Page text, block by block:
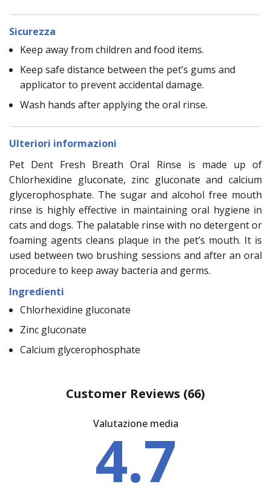
Sicurezza
Keep away from children and food items.
Keep safe distance between the pet’s gums and
applicator to prevent accidental damage.
Wash hands after applying the oral rinse.
Ulteriori informazioni
Pet Dent Fresh Breath Oral Rinse is made up of
Chlorhexidine gluconate, zinc gluconate and calcium
glycerophosphate. The sugar and alcohol free mouth
rinse is highly effective in maintaining oral hygiene in
cats and dogs. The palatable rinse with no detergent or
foaming agents cleans plaque in the pet’s mouth. It is
used between two brushing sessions and after an oral
procedure to keep away bacteria and germs.
Ingredienti
Chlorhexidine gluconate
Zinc gluconate
Calcium glycerophosphate
Customer Reviews (66)
Valutazione media
4.7